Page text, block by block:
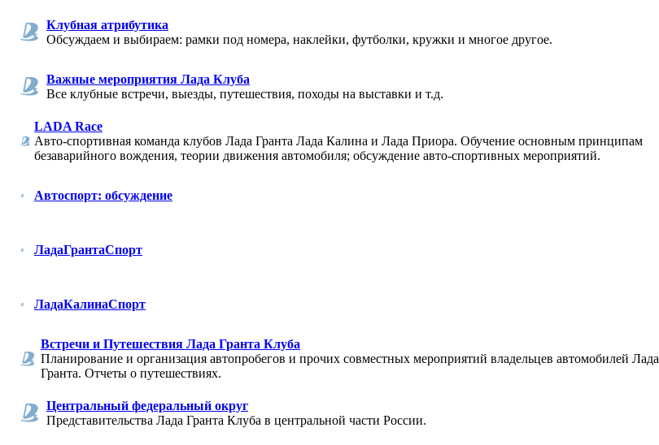
Клубная атрибутика
Обсуждаем и выбираем: рамки под номера, наклейки, футболки, кружки и многое другое.
Важные мероприятия Лада Клуба
Все клубные встречи, выезды, путешествия, походы на выставки и т.д.
LADA Race
Авто-спортивная команда клубов Лада Гранта Лада Калина и Лада Приора. Обучение основным принципам
безаварийного вождения, теории движения автомобиля; обсуждение авто-спортивных мероприятий.
Автоспорт: обсуждение
ЛадаГрантаСпорт
ЛадаКалинаСпорт
Встречи и Путешествия Лада Гранта Клуба
Планирование и организация автопробегов и прочих совместных мероприятий владельцев автомобилей Лада
Гранта. Отчеты о путешествиях.
Центральный федеральный округ
Представительства Лада Гранта Клуба в центральной части России.